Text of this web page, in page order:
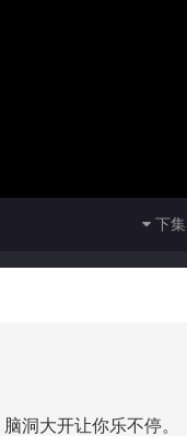
下集
洞大开让你乐不停。